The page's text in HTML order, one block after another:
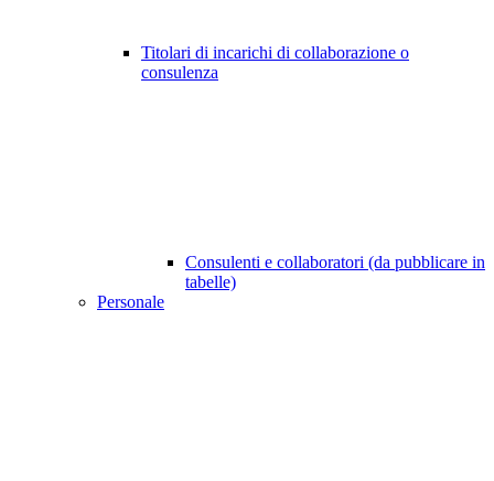
Titolari di incarichi di collaborazione o
consulenza
Consulenti e collaboratori (da pubblicare in
tabelle)
Personale